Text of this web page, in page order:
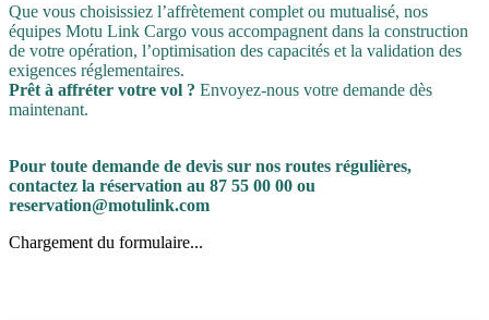
Que vous choisissiez l’affrètement complet ou mutualisé, nos
équipes Motu Link Cargo vous accompagnent dans la construction
de votre opération, l’optimisation des capacités et la validation des
exigences réglementaires.
Prêt à affréter votre vol ? Envoyez-nous votre demande dès
maintenant.
Pour toute demande de devis sur nos routes régulières,
contactez la réservation au 87 55 00 00 ou
reservation@motulink.com
Chargement du formulaire...